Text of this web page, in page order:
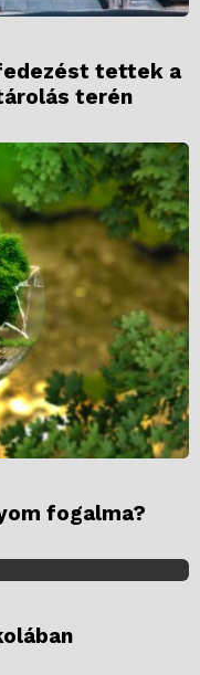
tettek a
terén
fogalma?